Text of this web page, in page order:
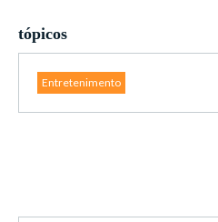
tópicos
Entretenimento